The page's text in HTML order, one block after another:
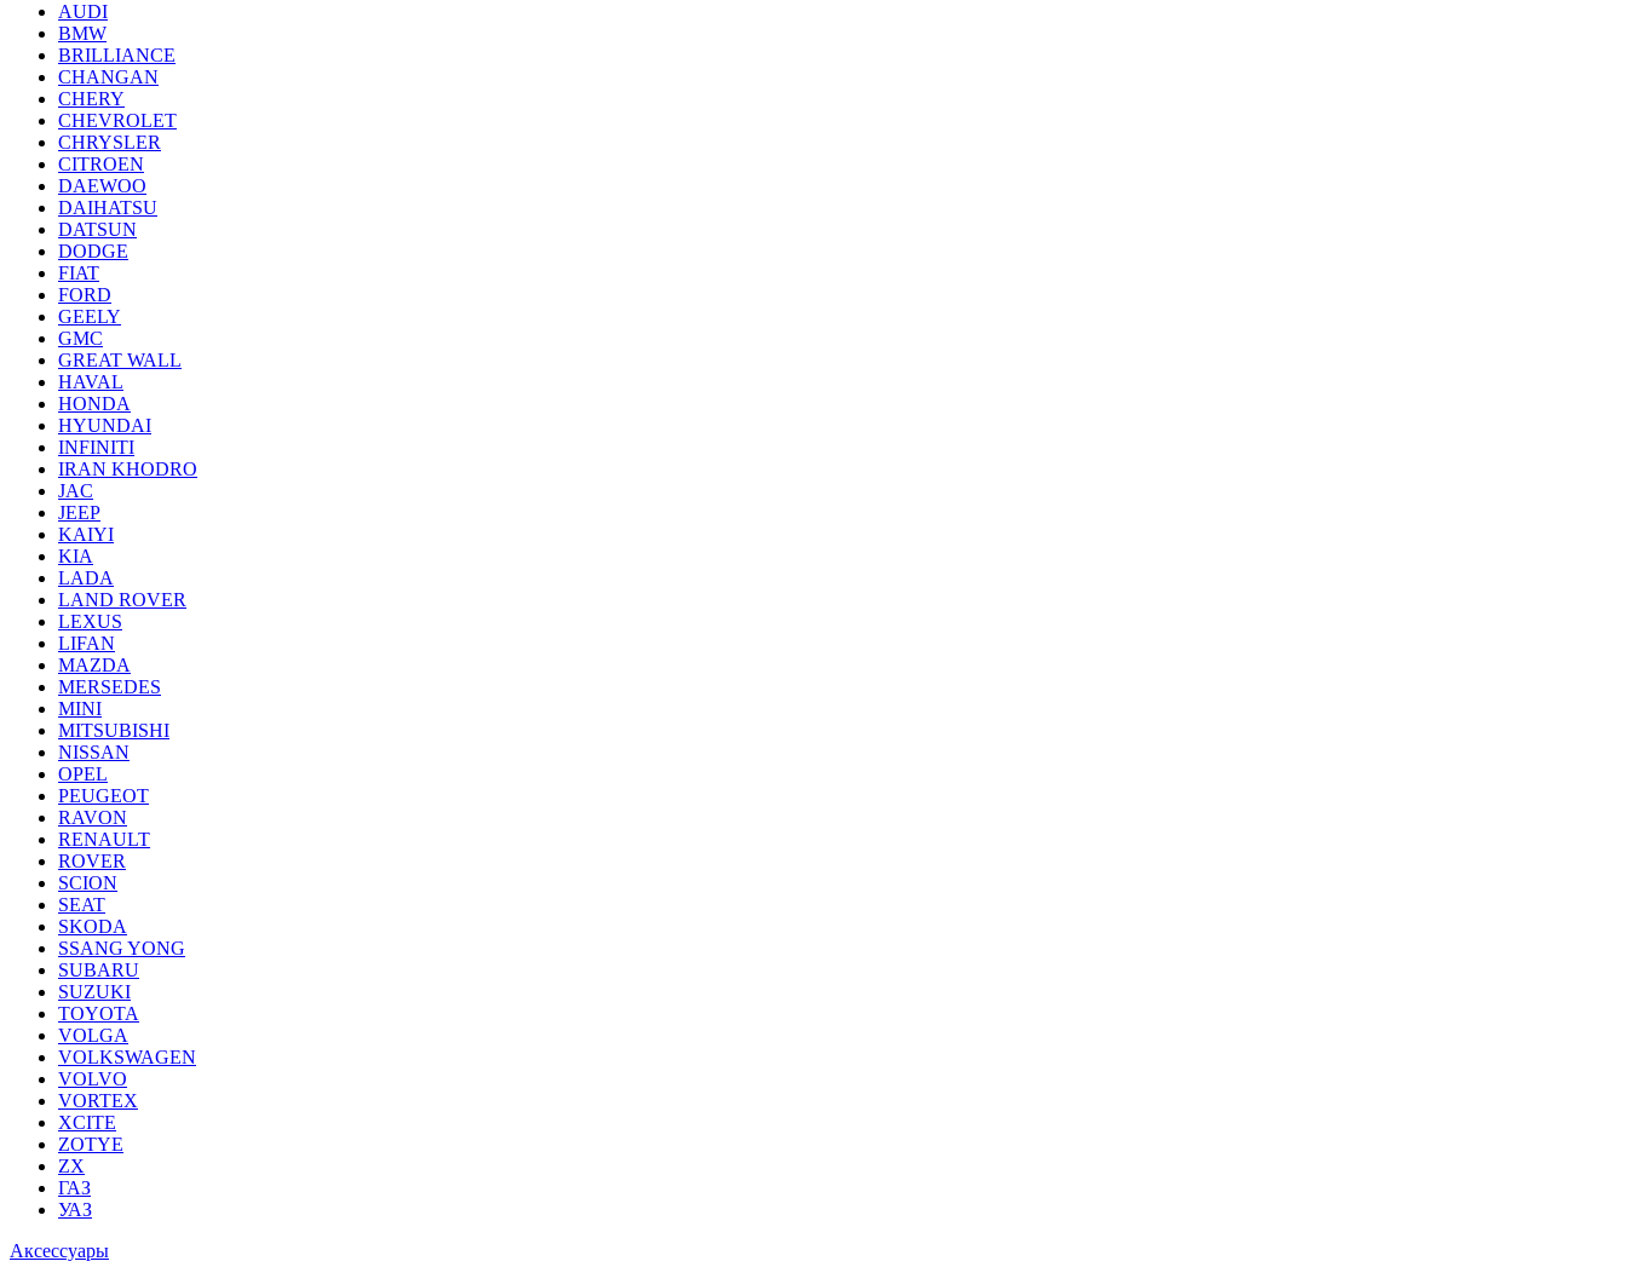
AUDI
BMW
BRILLIANCE
CHANGAN
CHERY
CHEVROLET
CHRYSLER
CITROEN
DAEWOO
DAIHATSU
DATSUN
DODGE
FIAT
FORD
GEELY
GMC
GREAT WALL
HAVAL
HONDA
HYUNDAI
INFINITI
IRAN KHODRO
JAC
JEEP
KAIYI
KIA
LADA
LAND ROVER
LEXUS
LIFAN
MAZDA
MERSEDES
MINI
MITSUBISHI
NISSAN
OPEL
PEUGEOT
RAVON
RENAULT
ROVER
SCION
SEAT
SKODA
SSANG YONG
SUBARU
SUZUKI
TOYOTA
VOLGA
VOLKSWAGEN
VOLVO
VORTEX
XCITE
ZOTYE
ZX
ГАЗ
УАЗ
Аксессуары